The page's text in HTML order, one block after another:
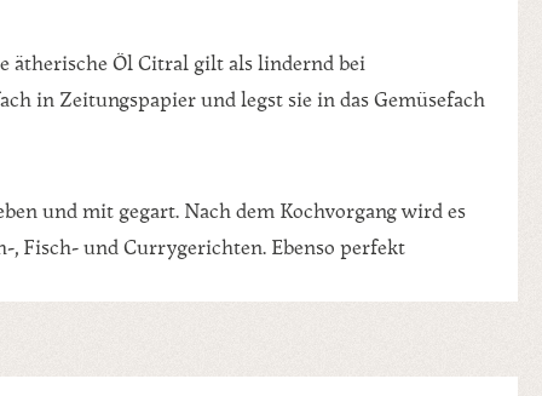
ätherische Öl Citral gilt als lindernd bei
in Zeitungspapier und legst sie in das Gemüsefach
und mit gegart. Nach dem Kochvorgang wird es
Fisch- und Currygerichten. Ebenso perfekt